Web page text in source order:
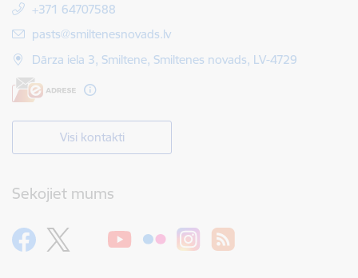
+371 64707588
E-pasts:
pasts@smiltenesnovads.lv
Dārza iela 3, Smiltene, Smiltenes novads, LV-4729
Visi kontakti
Sekojiet mums